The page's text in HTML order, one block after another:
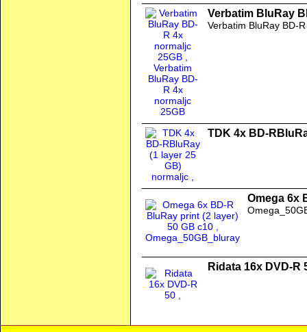
Verbatim BluRay
Verbatim BluRay BD-
TDK 4x BD-
Omega 6x
Ridata 16x DVD-R